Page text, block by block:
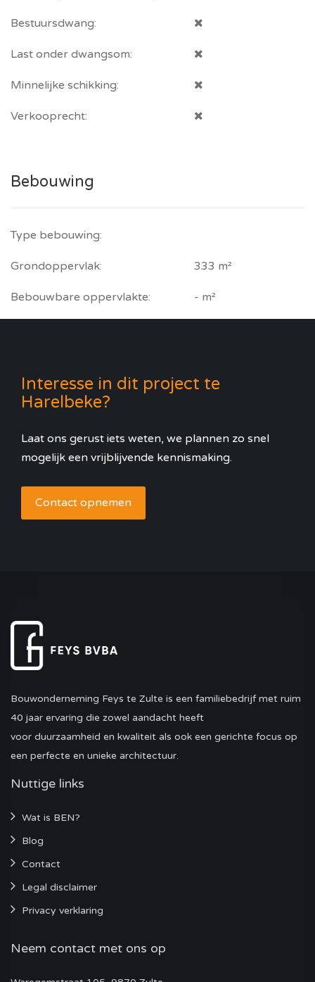
Bestuursdwang:
Last onder dwangsom:
Minnelijke schikking:
Verkooprecht:
Bebouwing
Type bebouwing:
Grondoppervlak: 333 m²
Bebouwbare oppervlakte: - m²
Interesse in dit project te
Harelbeke?
Laat ons gerust iets weten, we plannen zo snel
mogelijk een vrijblijvende kennismaking.
Contact opnemen
Bouwonderneming Feys te Zulte is een familiebedrijf met ruim
40 jaar ervaring die zowel aandacht heeft
voor duurzaamheid en kwaliteit als ook een gerichte focus op
een perfecte en unieke architectuur.
Nuttige links
Wat is BEN?
Blog
Contact
Legal disclaimer
Privacy verklaring
Neem contact met ons op